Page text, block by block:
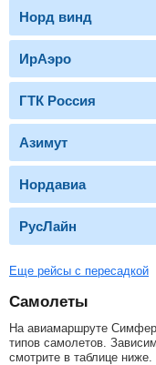
Норд винд
ИрАэро
ГТК Россия
Азимут
Нордавиа
РусЛайн
Еще рейсы с пересадкой
Самолеты
На авиамаршруте
типов самолетов.
смотрите в таблице ниже.